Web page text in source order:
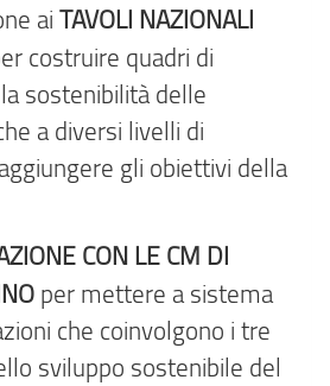
ai TAVOLI NAZIONALI
costruire quadri di
sostenibilità delle
a diversi livelli di
gli obiettivi della
CON LE CM DI
per mettere a sistema
che coinvolgono i tre
sviluppo sostenibile del